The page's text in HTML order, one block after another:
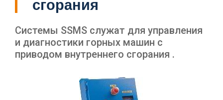
сгорания
Системы SSMS служат для управления
и диагностики горных машин с
приводом внутреннего сгорания .